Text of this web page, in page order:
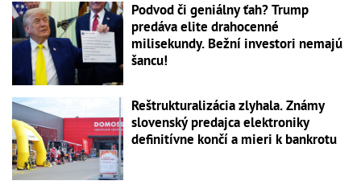
Podvod či geniálny ťah? Trump
predáva elite drahocenné
milisekundy. Bežní investori nemajú
šancu!
Reštrukturalizácia zlyhala. Známy
slovenský predajca elektroniky
definitívne končí a mieri k bankrotu